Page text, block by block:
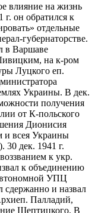
влияние на жизнь
он обратился к
отдельные
губернаторстве.
в Варшаве
на к-ром
Луцкого еп.
Украины. В дек.
получения
от К-польского
Дионисия
и всея Украины
дек. 1941 г.
к укр.
к объединению
УПЦ
сдержанно и назвал
Палладий,
Шептицкого. В